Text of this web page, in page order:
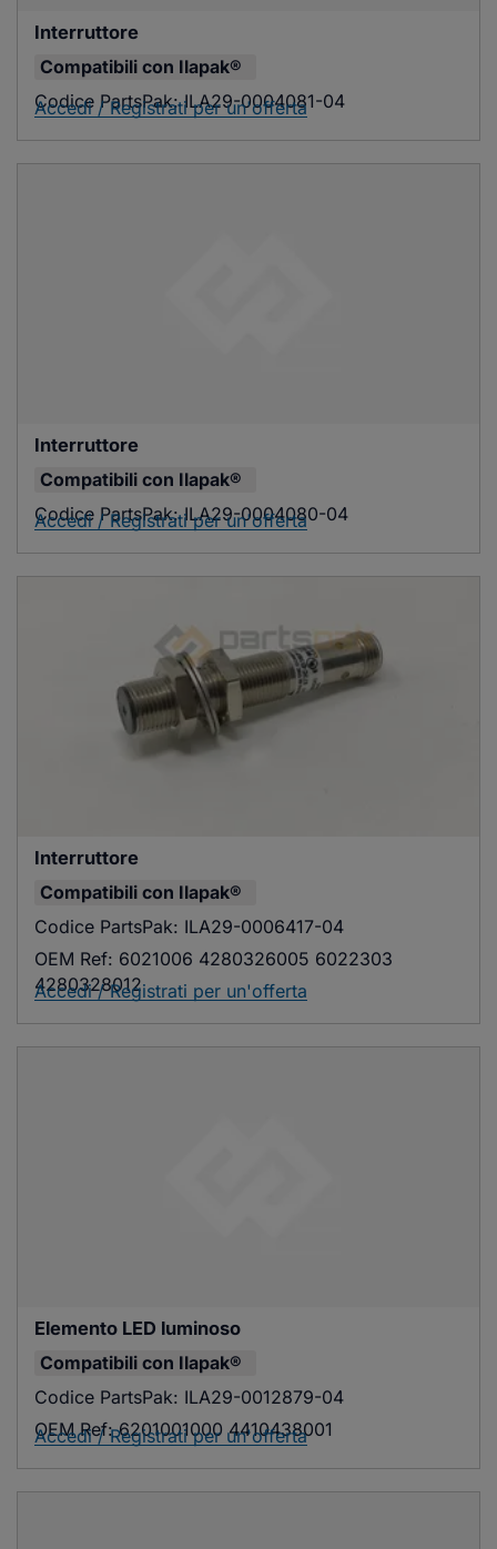
Interruttore
Compatibili con Ilapak®
Codice PartsPak:ILA29-0004081-04
Accedi / Registrati per un'offerta
Interruttore
Compatibili con Ilapak®
Codice PartsPak:ILA29-0004080-04
Accedi / Registrati per un'offerta
Interruttore
Compatibili con Ilapak®
Codice PartsPak: ILA29-0006417-04
OEM Ref: 6021006 4280326005 6022303
4280328012
Accedi / Registrati per un'offerta
Elemento LED luminoso
Compatibili con Ilapak®
Codice PartsPak: ILA29-0012879-04
OEM Ref: 6201001000 4410438001
Accedi / Registrati per un'offerta